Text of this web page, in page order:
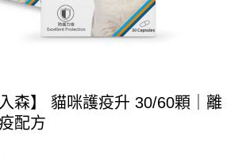
森】 貓咪護疫升 30/60顆｜離
配方